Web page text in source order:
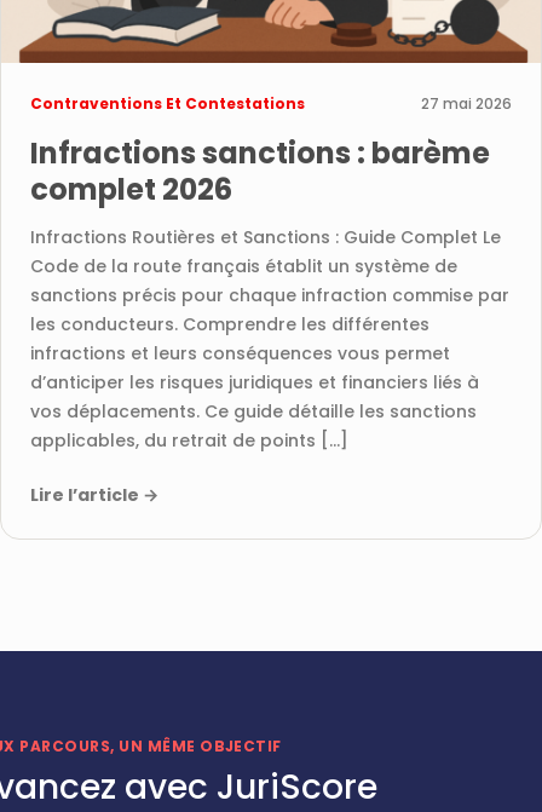
Contraventions Et Contestations 27 mai 2026
Infractions sanctions : barème
complet 2026
Infractions Routières et Sanctions : Guide Complet Le
Code de la route français établit un système de
sanctions précis pour chaque infraction commise par
les conducteurs. Comprendre les différentes
infractions et leurs conséquences vous permet
d’anticiper les risques juridiques et financiers liés à
vos déplacements. Ce guide détaille les sanctions
applicables, du retrait de points […]
Lire l’article →
PARCOURS, UN MÊME OBJECTIF
avec JuriScore